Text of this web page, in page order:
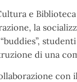
e
la
di una
con